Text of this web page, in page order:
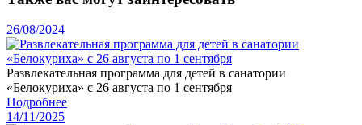
26/08/2024
Развлекательная программа для детей в санатории
«Белокуриха» с 26 августа по 1 сентября
Подробнее
14/11/2025